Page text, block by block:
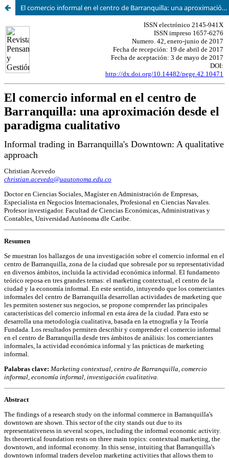
El comercio informal en el centro de Barranquilla: una aproximación desde el paradigma cualitativo.